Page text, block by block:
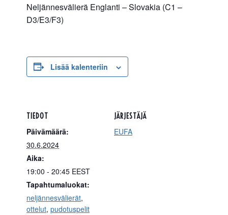
Neljännesvälierä Englanti – Slovakia (C1 –
D3/E3/F3)
Lisää kalenteriin
TIEDOT
Päivämäärä:
30.6.2024
Aika:
19:00 - 20:45 EEST
Tapahtumaluokat:
neljännesvälierät,
ottelut, pudotuspelit
JÄRJESTÄJÄ
EUFA